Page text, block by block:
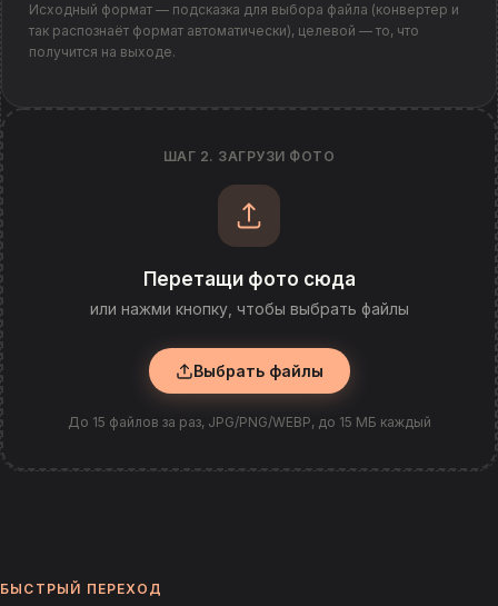
Исходный формат — подсказка для выбора файла (конвертер и
так распознаёт формат автоматически), целевой — то, что
получится на выходе.
ШАГ 2. ЗАГРУЗИ ФОТО
Перетащи фото сюда
или нажми кнопку, чтобы выбрать файлы
Выбрать файлы
До 15 файлов за раз, JPG/PNG/WEBP, до 15 МБ каждый
БЫСТРЫЙ ПЕРЕХОД